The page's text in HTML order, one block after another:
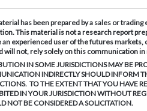
has been prepared by a sales or
. This material is not a research report
an experienced user of the futures markets,
will not, rely solely on this communication
IN SOME JURISDICTIONS MAY BE
INDIRECTLY SHOULD INFORM
TO THE EXTENT THAT YOU HAVE
IN YOUR JURISDICTION WITHOUT
NOT BE CONSIDERED A SOLICITATION.